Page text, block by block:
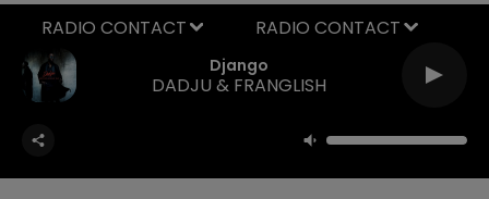
Django
DADJU & FRANGLISH
RADIO CONTACT